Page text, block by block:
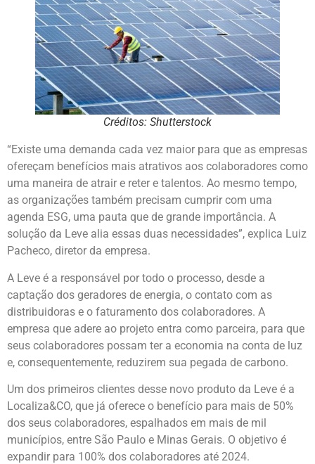
Créditos: Shutterstock
“Existe uma demanda cada vez maior para que as empresas
ofereçam benefícios mais atrativos aos colaboradores como
uma maneira de atrair e reter e talentos. Ao mesmo tempo,
as organizações também precisam cumprir com uma
agenda ESG, uma pauta que de grande importância. A
solução da Leve alia essas duas necessidades”, explica Luiz
Pacheco, diretor da empresa.
A Leve é a responsável por todo o processo, desde a
captação dos geradores de energia, o contato com as
distribuidoras e o faturamento dos colaboradores. A
empresa que adere ao projeto entra como parceira, para que
seus colaboradores possam ter a economia na conta de luz
e, consequentemente, reduzirem sua pegada de carbono.
Um dos primeiros clientes desse novo produto da Leve é a
Localiza&CO, que já oferece o benefício para mais de 50%
dos seus colaboradores, espalhados em mais de mil
municípios, entre São Paulo e Minas Gerais. O objetivo é
expandir para 100% dos colaboradores até 2024.